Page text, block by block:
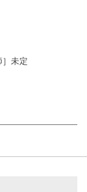
］未定